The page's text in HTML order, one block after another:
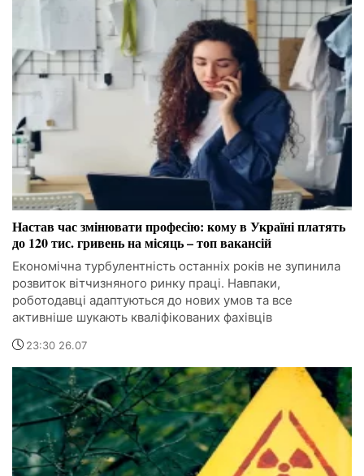
Настав час змінювати професію: кому в Україні платять
до 120 тис. гривень на місяць – топ вакансій
Економічна турбулентність останніх років не зупинила
розвиток вітчизняного ринку праці. Навпаки,
роботодавці адаптуються до нових умов та все
активніше шукають кваліфікованих фахівців
23:30 26.07